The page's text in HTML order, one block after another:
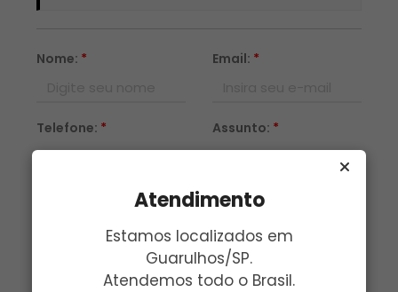
Atendimento
Estamos localizados em
Guarulhos/SP.
Atendemos todo o Brasil.
Nome: * Email: *
Telefone: * Assunto: *